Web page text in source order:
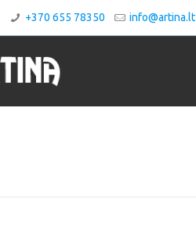
+370 655 78350 info@artina.lt